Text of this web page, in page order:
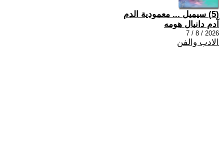
(5) سيميل ... معمودية الدم
آدم دانيال هومه
2026 / 8 / 7
الادب والفن